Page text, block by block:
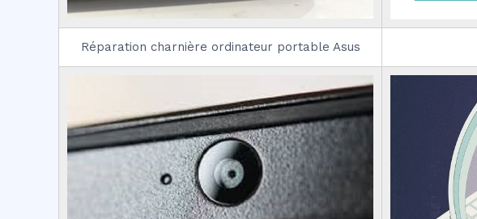
Réparation charnière ordinateur portable Asus